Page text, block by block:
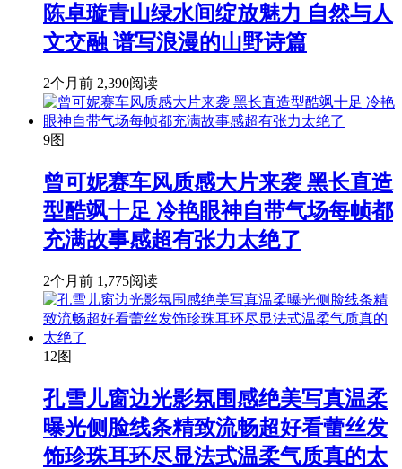
陈卓璇青山绿水间绽放魅力 自然与人
文交融 谱写浪漫的山野诗篇
2个月前 2,390阅读
9图
曾可妮赛车风质感大片来袭 黑长直造
型酷飒十足 冷艳眼神自带气场每帧都
充满故事感超有张力太绝了
2个月前 1,775阅读
12图
孔雪儿窗边光影氛围感绝美写真温柔
曝光侧脸线条精致流畅超好看蕾丝发
饰珍珠耳环尽显法式温柔气质真的太